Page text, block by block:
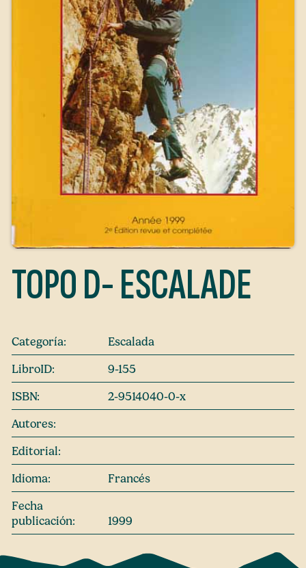
TOPO D- ESCALADE
Categoría:
Escalada
LibroID:
9-155
ISBN:
2-9514040-0-x
Autores:
Editorial:
Idioma:
Francés
Fecha
publicación:
1999